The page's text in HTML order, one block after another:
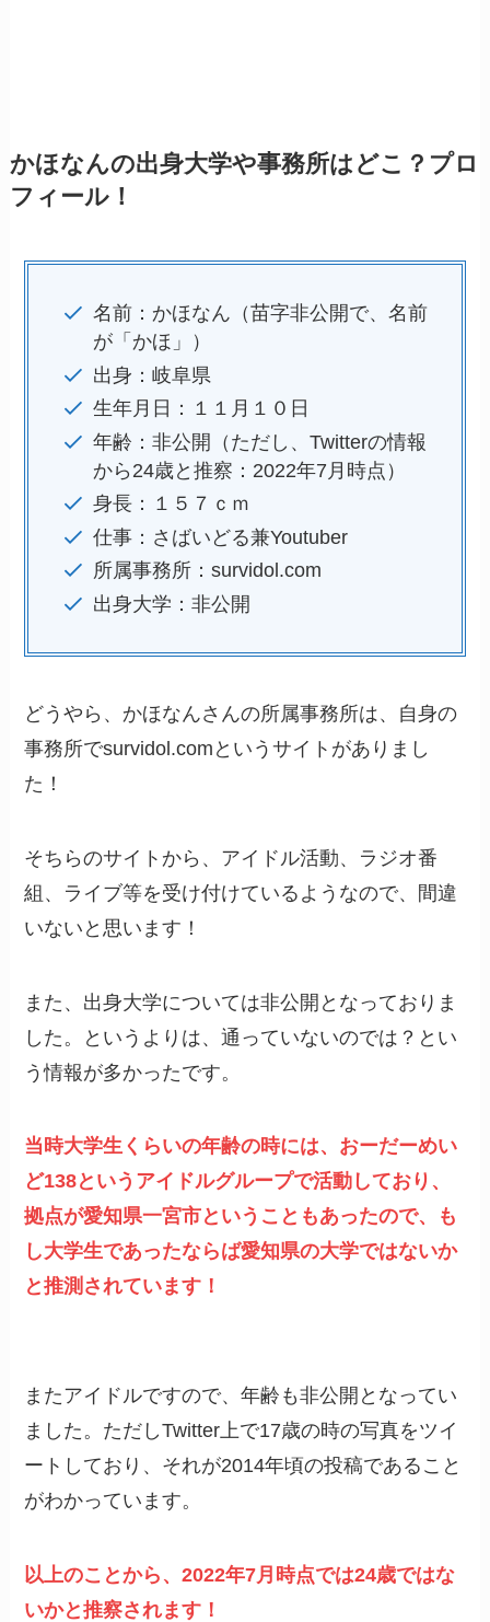
かほなんの出身大学や事務所はどこ？プロ
フィール！
名前：かほなん（苗字非公開で、名前
が「かほ」）
出身：岐阜県
生年月日：１１月１０日
年齢：非公開（ただし、Twitterの情報
から24歳と推察：2022年7月時点）
身長：１５７ｃｍ
仕事：さばいどる兼Youtuber
所属事務所：survidol.com
出身大学：非公開
どうやら、かほなんさんの所属事務所は、自身の
事務所でsurvidol.comというサイトがありまし
た！
そちらのサイトから、アイドル活動、ラジオ番
組、ライブ等を受け付けているようなので、間違
いないと思います！
また、出身大学については非公開となっておりま
した。というよりは、通っていないのでは？とい
う情報が多かったです。
当時大学生くらいの年齢の時には、おーだーめい
ど138というアイドルグループで活動しており、
拠点が愛知県一宮市ということもあったので、も
し大学生であったならば愛知県の大学ではないか
と推測されています！
またアイドルですので、年齢も非公開となってい
ました。ただしTwitter上で17歳の時の写真をツイ
ートしており、それが2014年頃の投稿であること
がわかっています。
以上のことから、2022年7月時点では24歳ではな
いかと推察されます！